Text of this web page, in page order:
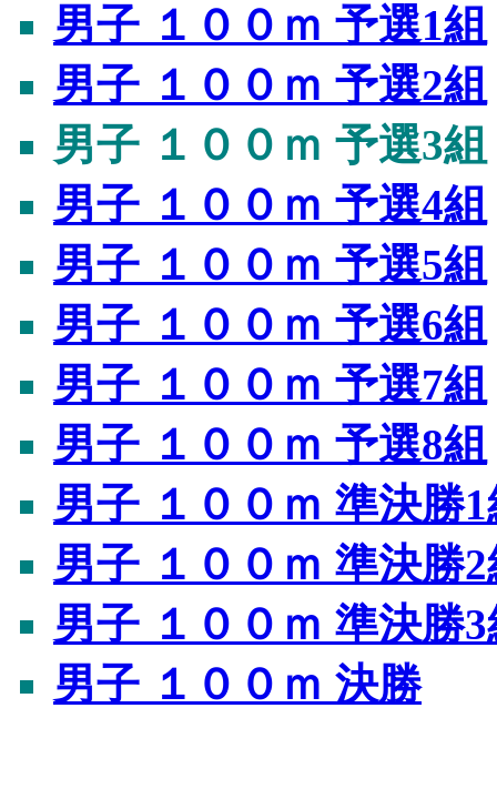
男子 １００ｍ 予選1組
男子 １００ｍ 予選2組
男子 １００ｍ 予選3組
男子 １００ｍ 予選4組
男子 １００ｍ 予選5組
男子 １００ｍ 予選6組
男子 １００ｍ 予選7組
男子 １００ｍ 予選8組
男子 １００ｍ 準決勝
男子 １００ｍ 準決勝
男子 １００ｍ 準決勝
男子 １００ｍ 決勝